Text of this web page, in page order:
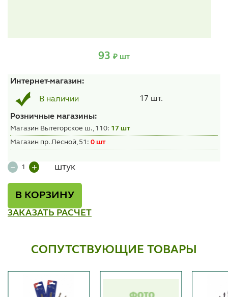
93 ₽ шт
Интернет-магазин:
В наличии 17 шт.
Розничные магазины:
Магазин Вытегорское ш., 110: 17 шт
Магазин пр. Лесной, 51: 0 шт
штук
В КОРЗИНУ
ЗАКАЗАТЬ РАСЧЕТ
СОПУТСТВУЮЩИЕ ТОВАРЫ